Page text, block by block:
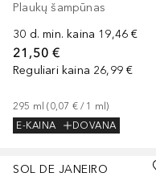
Plaukų šampūnas
30 d. min. kaina 19,46 €
21,50 €
Reguliari kaina 26,99 €
295 ml (0,07 € / 1 ml)
E-KAINA
DOVANA
SOL DE JANEIRO